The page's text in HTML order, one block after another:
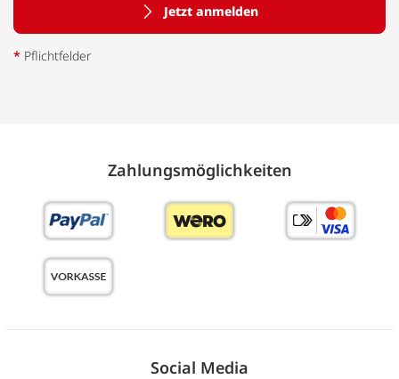
Jetzt anmelden
* Pflichtfelder
Zahlungs­möglich­keiten
Social Media